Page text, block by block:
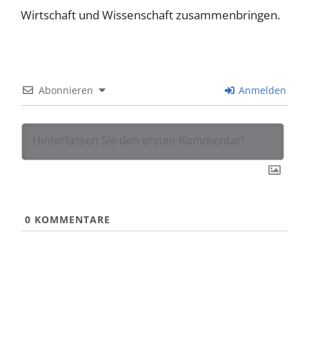
Wirtschaft und Wissenschaft zusammenbringen.
Abonnieren Anmelden
0 KOMMENTARE